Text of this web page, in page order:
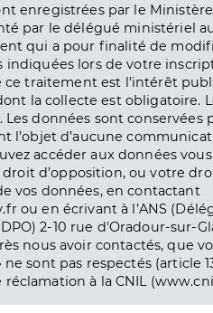
enregistrées par le
par le délégué ministériel
qui a pour finalité de
indiquées lors de votre
ce traitement est l’intérêt
la collecte est obligatoire.
données sont conservées
l’objet d’aucune
accéder aux données
d’opposition, ou votre
vos données, en contactant
ou en écrivant à l’ANS
2-10 rue d'Oradour-sur-
nous avoir contactés, que
sont pas respectés (article
à la CNIL